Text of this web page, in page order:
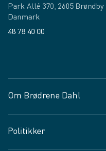
Park Allé 370, 2605 Brøndby
Danmark
48 78 40 00
Om Brødrene Dahl
Vagttelefon 30 10 89 89
Politikker